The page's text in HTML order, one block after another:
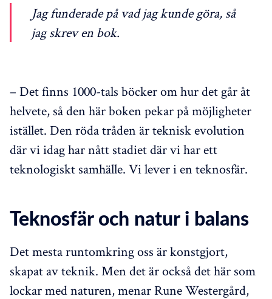
Jag funderade på vad jag kunde göra, så
jag skrev en bok.
– Det finns 1000-tals böcker om hur det går åt
helvete, så den här boken pekar på möjligheter
istället. Den röda tråden är teknisk evolution
där vi idag har nått stadiet där vi har ett
teknologiskt samhälle. Vi lever i en teknosfär.
Teknosfär och natur i balans
Det mesta runtomkring oss är konstgjort,
skapat av teknik. Men det är också det här som
lockar med naturen, menar Rune Westergård,